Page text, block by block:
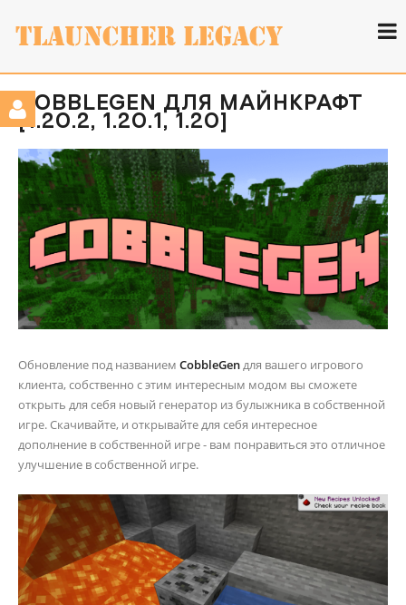
COBBLEGEN ДЛЯ МАЙНКРАФТ
[1.20.2, 1.20.1, 1.20]
Обновление под названием CobbleGenдля вашего игрового
клиента, собственно с этим интересным модом вы сможете
открыть для себя новый генератор из булыжника в собственной
игре. Скачивайте, и открывайте для себя интересное
дополнение в собственной игре - вам понравиться это отличное
улучшение в собственной игре.